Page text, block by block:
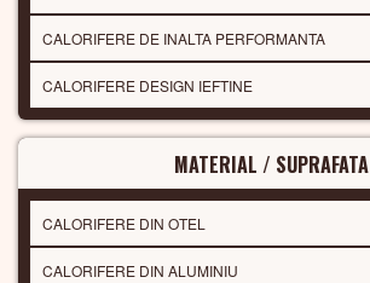
CALORIFERE DE INALTA PERFORMANTA
CALORIFERE DESIGN IEFTINE
MATERIAL / SUPRAFATA
CALORIFERE DIN OTEL
CALORIFERE DIN ALUMINIU